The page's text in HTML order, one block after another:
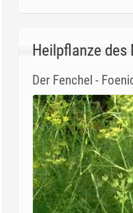
Heilpflanze des
Der Fenchel -